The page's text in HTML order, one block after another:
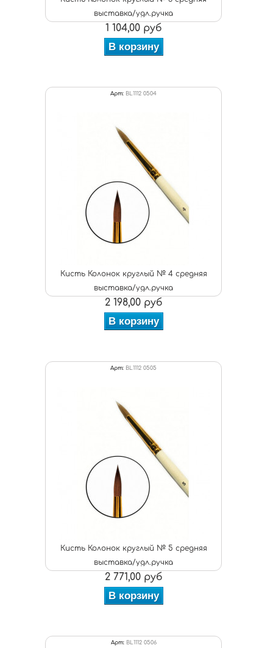
выставка/удл.ручка
1 104,00 руб
В корзину
Арт: BL1112 0504
Кисть Колонок круглый № 4 средняя
выставка/удл.ручка
2 198,00 руб
В корзину
Арт: BL1112 0505
Кисть Колонок круглый № 5 средняя
выставка/удл.ручка
2 771,00 руб
В корзину
Арт: BL1112 0506